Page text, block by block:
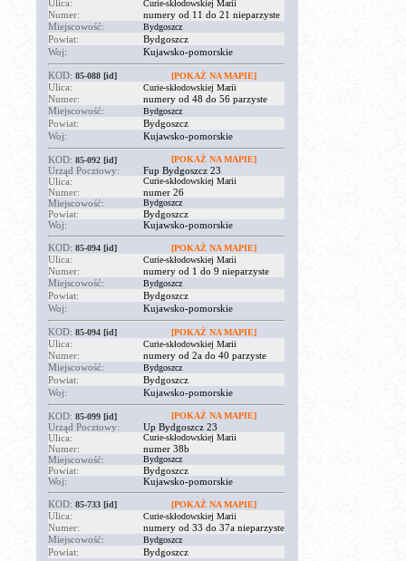
Ulica: Curie-skłodowskiej Marii
Numer:
numery od 11 do 21 nieparzyste
Miejscowość:
Bydgoszcz
Powiat:
Bydgoszcz
Woj:
Kujawsko-pomorskie
KOD: 85-088 [id] [POKAŻ NA MAPIE]
Ulica: Curie-skłodowskiej Marii
Numer:
numery od 48 do 56 parzyste
Miejscowość:
Bydgoszcz
Powiat:
Bydgoszcz
Woj:
Kujawsko-pomorskie
KOD: 85-092 [id] [POKAŻ NA MAPIE]
Urząd Pocztowy:
Fup Bydgoszcz 23
Ulica:
Curie-skłodowskiej Marii
Numer:
numer 26
Miejscowość:
Bydgoszcz
Powiat:
Bydgoszcz
Woj:
Kujawsko-pomorskie
KOD: 85-094 [id] [POKAŻ NA MAPIE]
Ulica: Curie-skłodowskiej Marii
Numer:
numery od 1 do 9 nieparzyste
Miejscowość:
Bydgoszcz
Powiat:
Bydgoszcz
Woj:
Kujawsko-pomorskie
KOD: 85-094 [id] [POKAŻ NA MAPIE]
Ulica: Curie-skłodowskiej Marii
Numer:
numery od 2a do 40 parzyste
Miejscowość:
Bydgoszcz
Powiat:
Bydgoszcz
Woj:
Kujawsko-pomorskie
KOD: 85-099 [id] [POKAŻ NA MAPIE]
Urząd Pocztowy:
Up Bydgoszcz 23
Ulica:
Curie-skłodowskiej Marii
Numer:
numer 38b
Miejscowość:
Bydgoszcz
Powiat:
Bydgoszcz
Woj:
Kujawsko-pomorskie
KOD: 85-733 [id] [POKAŻ NA MAPIE]
Ulica: Curie-skłodowskiej Marii
Numer:
numery od 33 do 37a nieparzyste
Miejscowość:
Bydgoszcz
Powiat:
Bydgoszcz